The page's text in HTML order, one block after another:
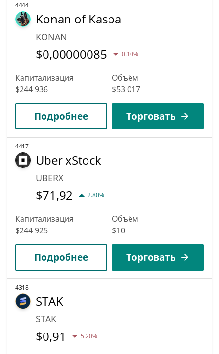
4444
Konan of Kaspa
KONAN
$0,00000085 0.10%
Капитализация
$244 936
Объём
$53 017
Подробнее Торговать
4417
Uber xStock
UBERX
$71,92 2.80%
Капитализация
$244 925
Объём
$10
Подробнее Торговать
4318
STAK
STAK
$0,91 5.20%